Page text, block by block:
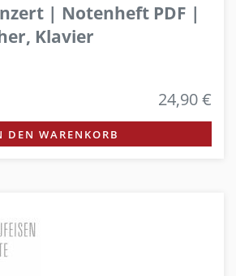
| Notenheft PDF |
Klavier
24,90 €
DEN WARENKORB